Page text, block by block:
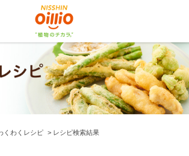
くわくレシピ レシピ検索結果